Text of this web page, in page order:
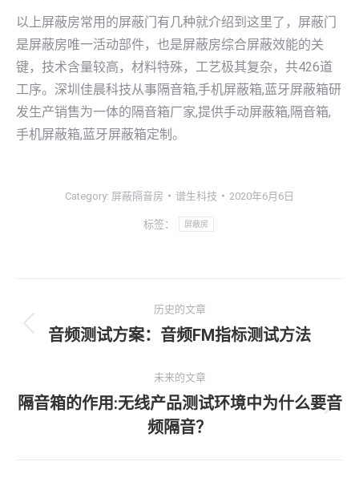
以上屏蔽房常用的屏蔽门有几种就介绍到这里了，屏蔽门
是屏蔽房唯一活动部件，也是屏蔽房综合屏蔽效能的关
键，技术含量较高，材料特殊，工艺极其复杂，共426道
工序。深圳佳晨科技从事隔音箱,手机屏蔽箱,蓝牙屏蔽箱研
发生产销售为一体的隔音箱厂家,提供手动屏蔽箱,隔音箱,
手机屏蔽箱,蓝牙屏蔽箱定制。
Category: 屏蔽隔音房 谱生科技 2020年6月6日
标签： 屏蔽房
章
航
历史的文章
历
的
文
章：
音频测试方案：音频FM指标测试方法
未来的文章
未
来
隔音箱的作用:无线产品测试环境中为什么要音
频隔音？